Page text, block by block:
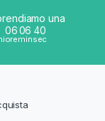
una
06
ore
06
min
40
sec